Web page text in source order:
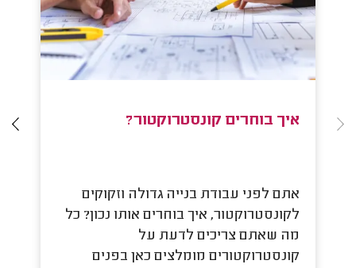
איך בוחרים קונסטרוקטור?
אתם לפני עבודת בנייה גדולה וזקוקים
לקונסטרוקטור, איך בוחרים אותו נכון? כל
מה שאתם צריכים לדעת על
קונסטרוקטורים מומלצים כאן בפנים